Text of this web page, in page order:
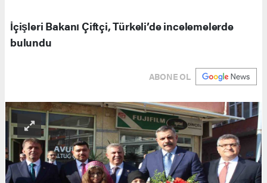
İçişleri Bakanı Çiftçi, Türkeli’de incelemelerde
bulundu
ABONE OL